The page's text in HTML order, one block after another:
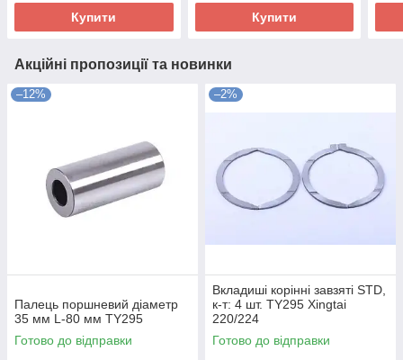
Купити Купити
Акційні пропозиції та новинки
–12%
Палець поршневий діаметр
35 мм L-80 мм TY295
Готово до відправки
–2%
Вкладиші корінні завзяті STD,
к-т: 4 шт. TY295 Xingtai
220/224
Готово до відправки